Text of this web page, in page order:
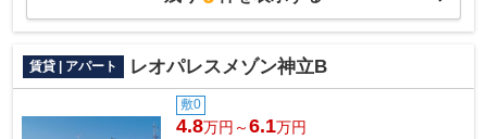
賃貸 | アパート レオパレスメゾン神立B
敷0
4.8万円～6.1万円